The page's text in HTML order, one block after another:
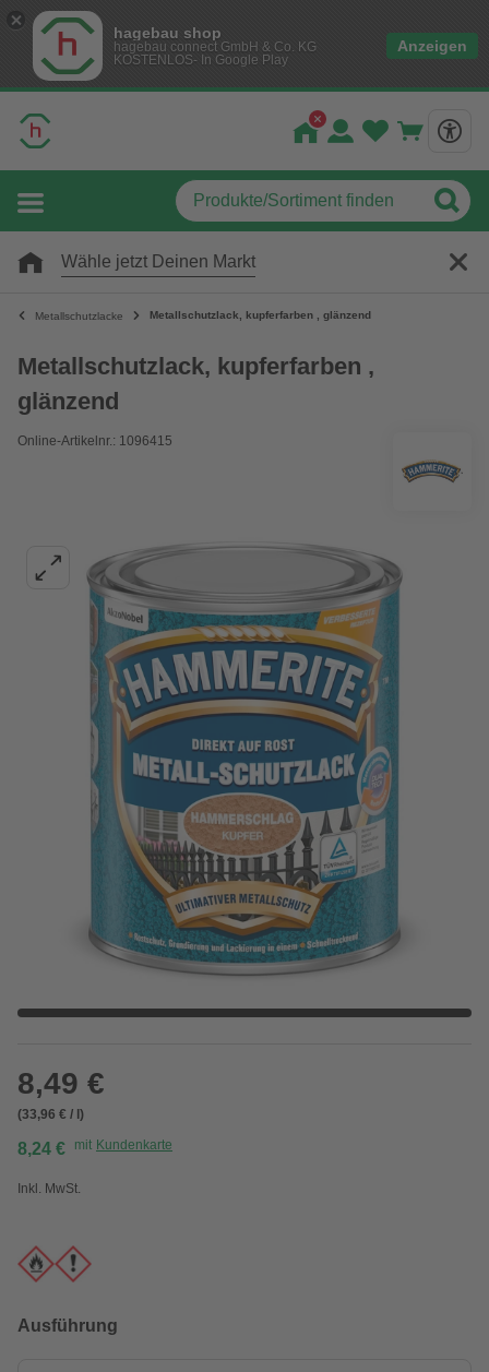
hagebau shop
hagebau connect GmbH & Co. KG
KOSTENLOS- In Google Play
Anzeigen
Wähle jetzt Deinen Markt
Metallschutzlacke Metallschutzlack, kupferfarben , glänzend
Metallschutzlack, kupferfarben ,
glänzend
Online-Artikelnr.: 1096415
8,49 €
(33,96 € / l)
8,24 € mit Kundenkarte
Inkl. MwSt.
Ausführung